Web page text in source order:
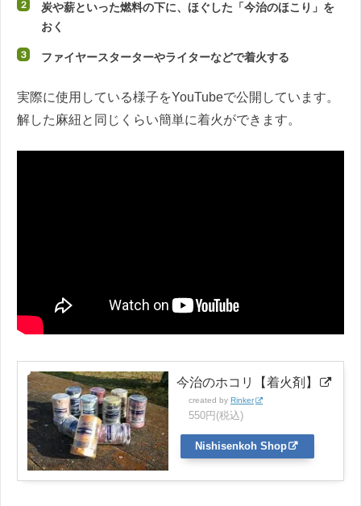
炭や薪といった燃料の下に、ほぐした「今治のほこり」を
おく
ファイヤースターターやライターなどで着火する
実際に使用している様子をYouTubeで公開しています。
解した麻紐と同じくらい簡単に着火ができます。
今治のホコリ【着火剤】
created by Rinker
550円(税込)
Nishisenkoh Shop